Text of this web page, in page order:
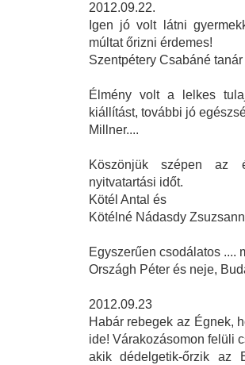
2012.09.22.
Igen jó volt látni
múltat őrizni érdemes!
Szentpétery Csabáné tanár
Élmény volt a lelkes
kiállítást, további jó
Millner....
Köszönjük szépen az
nyitvatartási időt.
Kötél Antal és
Kötélné Nádasdy
Egyszerűen csodálatos ....
Országh Péter és neje,
2012.09.23
Habár rebegek az Égnek,
ide! Várakozásomon felüli
akik dédelgetik-őrzik az